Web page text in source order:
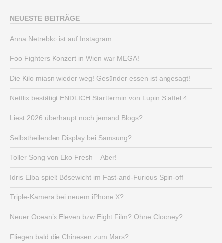
NEUESTE BEITRÄGE
Anna Netrebko ist auf Instagram
Foo Fighters Konzert in Wien war MEGA!
Die Kilo miasn wieder weg! Gesünder essen ist angesagt!
Netflix bestätigt ENDLICH Starttermin von Lupin Staffel 4
Liest 2026 überhaupt noch jemand Blogs?
Selbstheilenden Display bei Samsung?
Toller Song von Eko Fresh – Aber!
Idris Elba spielt Bösewicht im Fast-and-Furious Spin-off
Triple-Kamera bei neuem iPhone X?
Neuer Ocean’s Eleven bzw Eight Film? Ohne Clooney?
Fliegen bald die Chinesen zum Mars?